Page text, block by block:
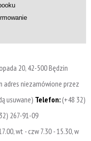
20, 42-500 Będzin
adres niezamówione przez
usuwane) Telefon:(+48 32)
267-91-09
wt - czw 7.30 - 15.30, w